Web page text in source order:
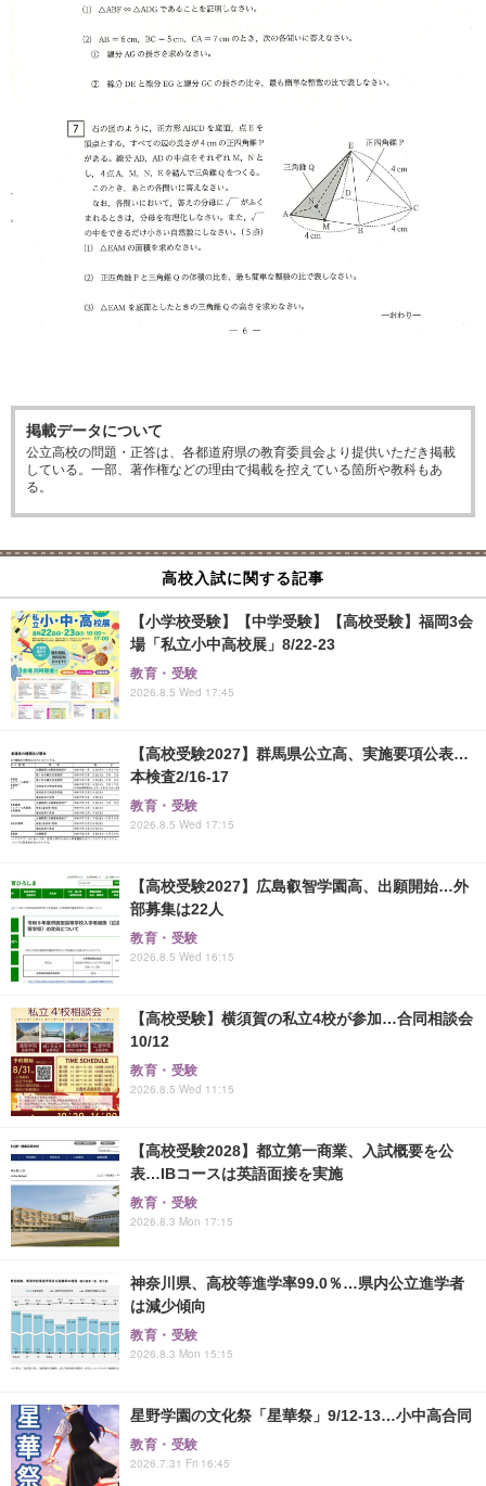
掲載データについて
公立高校の問題・正答は、各都道府県の教育委員会より提供いただき掲載
している。一部、著作権などの理由で掲載を控えている箇所や教科もあ
る。
高校入試に関する記事
【小学校受験】【中学受験】【高校受験】福岡3会
場「私立小中高校展」8/22-23
教育・受験
2026.8.5 Wed 17:45
【高校受験2027】群馬県公立高、実施要項公表…
本検査2/16-17
教育・受験
2026.8.5 Wed 17:15
【高校受験2027】広島叡智学園高、出願開始…外
部募集は22人
教育・受験
2026.8.5 Wed 16:15
【高校受験】横須賀の私立4校が参加…合同相談会
10/12
教育・受験
2026.8.5 Wed 11:15
【高校受験2028】都立第一商業、入試概要を公
表…IBコースは英語面接を実施
教育・受験
2026.8.3 Mon 17:15
神奈川県、高校等進学率99.0％…県内公立進学者
は減少傾向
教育・受験
2026.8.3 Mon 15:15
星野学園の文化祭「星華祭」9/12-13…小中高合同
教育・受験
2026.7.31 Fri 16:45